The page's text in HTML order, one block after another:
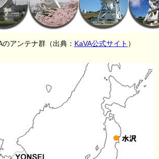
のアンテナ群（出典： KaVA公式サイト ）